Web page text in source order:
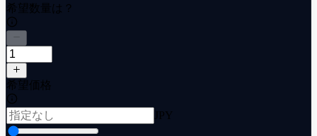
希望数量は？
希望価格
JPY